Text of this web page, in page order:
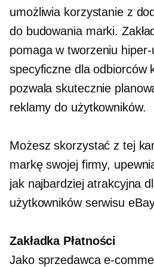
umożliwia korzystanie z
do budowania marki.
pomaga w tworzeniu
specyficzne dla odbiorców
pozwala skutecznie
reklamy do użytkowników.
Możesz skorzystać z tej
markę swojej firmy,
jak najbardziej atrakcyjna
użytkowników serwisu
Zakładka Płatności
Jako sprzedawca e-